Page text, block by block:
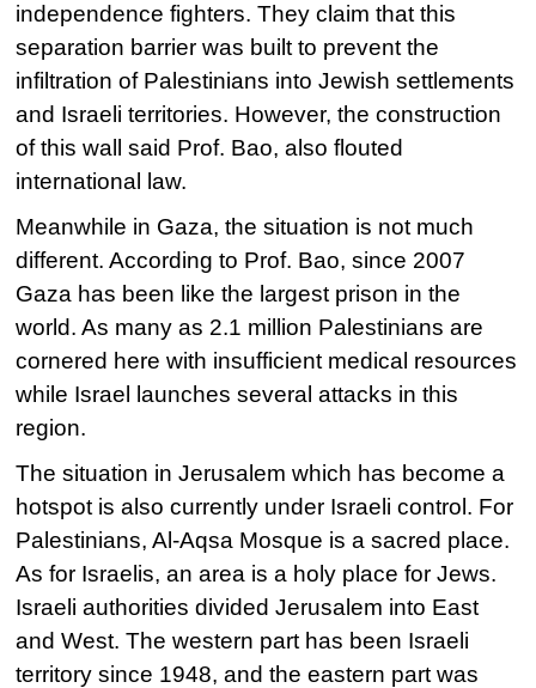
independence fighters. They claim that this
separation barrier was built to prevent the
infiltration of Palestinians into Jewish settlements
and Israeli territories. However, the construction
of this wall said Prof. Bao, also flouted
international law.
Meanwhile in Gaza, the situation is not much
different. According to Prof. Bao, since 2007
Gaza has been like the largest prison in the
world. As many as 2.1 million Palestinians are
cornered here with insufficient medical resources
while Israel launches several attacks in this
region.
The situation in Jerusalem which has become a
hotspot is also currently under Israeli control. For
Palestinians, Al-Aqsa Mosque is a sacred place.
As for Israelis, an area is a holy place for Jews.
Israeli authorities divided Jerusalem into East
and West. The western part has been Israeli
territory since 1948, and the eastern part was